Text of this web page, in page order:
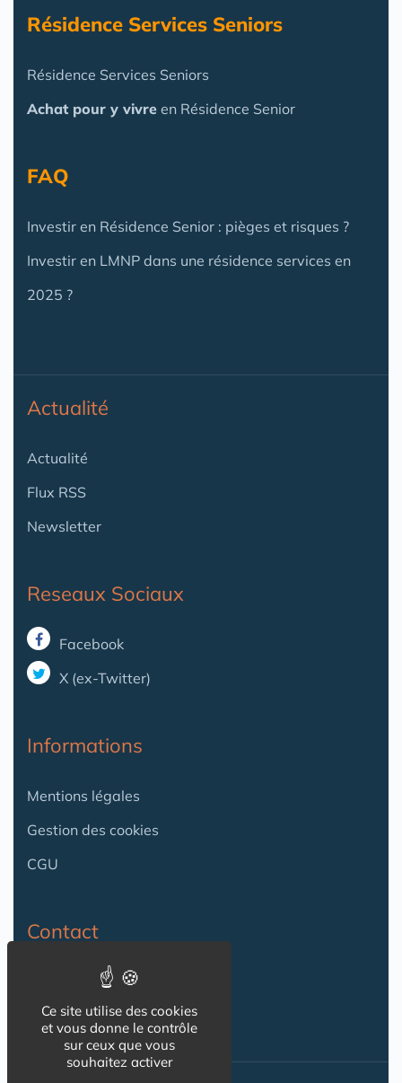
Résidence Services Seniors
Résidence Services Seniors
Achat pour y vivre en Résidence Senior
FAQ
Investir en Résidence Senior : pièges et risques ?
Investir en LMNP dans une résidence services en
2025 ?
Actualité
Actualité
Flux RSS
Newsletter
Reseaux Sociaux
Facebook
X (ex-Twitter)
Informations
Mentions légales
Gestion des cookies
CGU
Contact
Ce site utilise des cookies
et vous donne le contrôle
sur ceux que vous
souhaitez activer